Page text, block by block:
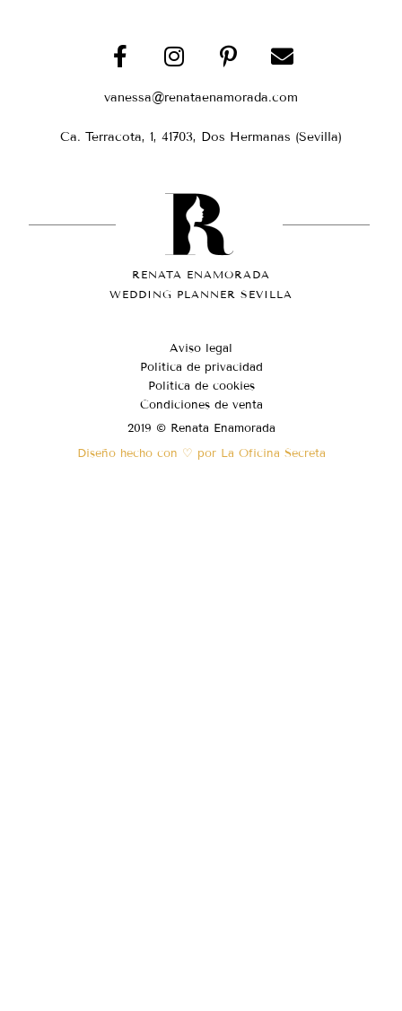
vanessa@renataenamorada.com
Ca. Terracota, 1, 41703, Dos Hermanas (Sevilla)
RENATA ENAMORADA
WEDDING PLANNER SEVILLA
Aviso legal
Política de privacidad
Política de cookies
Condiciones de venta
2019 © Renata Enamorada
Diseño hecho con ♡ por La Oficina Secreta